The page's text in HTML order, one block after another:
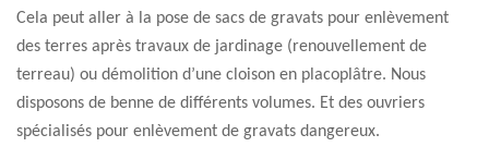
Cela peut aller à la pose de sacs de gravats pour enlèvement
des terres après travaux de jardinage (renouvellement de
terreau) ou démolition d’une cloison en placoplâtre. Nous
disposons de benne de différents volumes. Et des ouvriers
spécialisés pour enlèvement de gravats dangereux.